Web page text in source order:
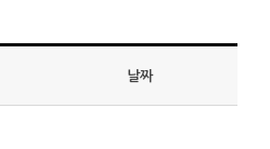
날짜